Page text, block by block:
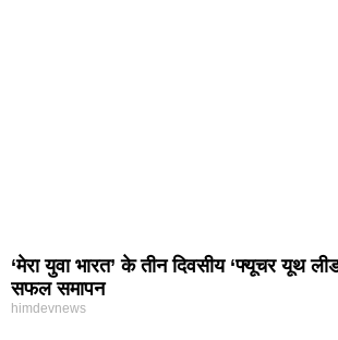
‘मेरा युवा भारत’ के तीन दिवसीय ‘फ्यूचर यूथ
सफल समापन
himdevnews